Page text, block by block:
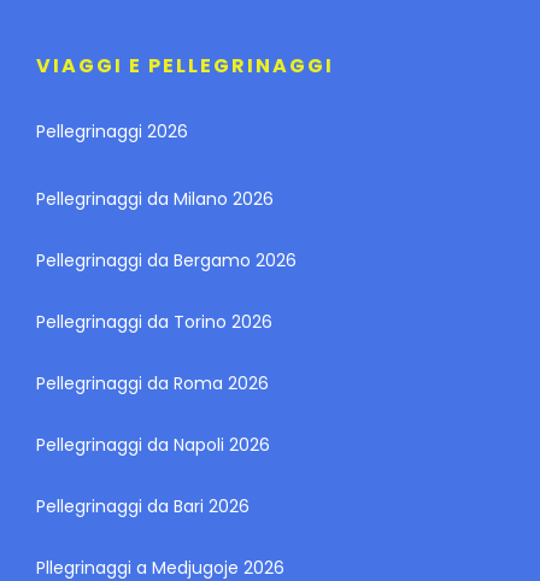
VIAGGI E PELLEGRINAGGI
Pellegrinaggi 2026
Pellegrinaggi da Milano 2026
Pellegrinaggi da Bergamo 2026
Pellegrinaggi da Torino 2026
Pellegrinaggi da Roma 2026
Pellegrinaggi da Napoli 2026
Pellegrinaggi da Bari 2026
Pllegrinaggi a Medjugoje 2026